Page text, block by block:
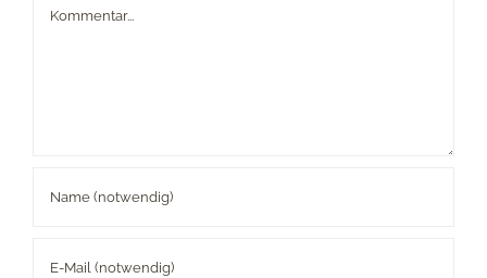
Kommentar